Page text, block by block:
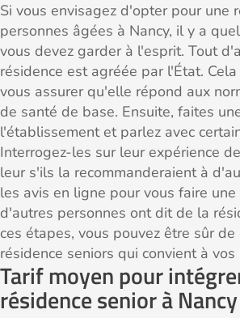
Si vous envisagez d'opter pour une
personnes âgées à Nancy, il y a
vous devez garder à l'esprit. Tout
résidence est agréée par l'État.
vous assurer qu'elle répond aux
de santé de base. Ensuite, faites
l'établissement et parlez avec
Interrogez-les sur leur expérience
leur s'ils la recommanderaient à
les avis en ligne pour vous faire
d'autres personnes ont dit de la
ces étapes, vous pouvez être sûr de
résidence seniors qui convient à vos
Tarif moyen pour
résidence senior à Nancy